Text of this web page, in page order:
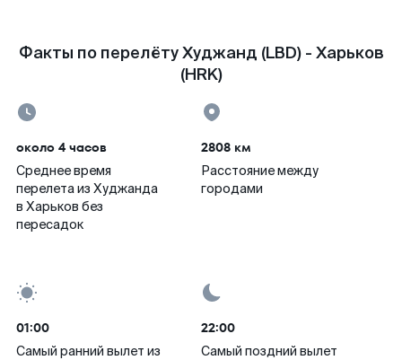
Факты по перелёту Худжанд (LBD) - Харьков
(HRK)
около 4 часов
Среднее время
перелета из Худжанда
в Харьков без
пересадок
2808 км
Расстояние между
городами
01:00
Самый ранний вылет из
22:00
Самый поздний вылет